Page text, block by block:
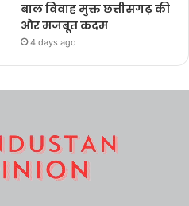
बाल विवाह मुक्त छत्तीसगढ़ की
ओर मजबूत कदम
4 days ago